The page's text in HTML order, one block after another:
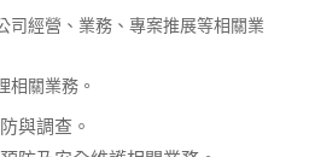
司經營、業務、專案推展等相關業
相關業務。
與調查。